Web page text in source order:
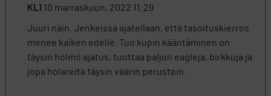
KL1 10 marraskuun, 2022 11:29
Juuri näin. Jenkeissä ajatellaan, että tasoituskierros
menee kaiken edelle. Tuo kupin kääntäminen on
täysin hölmö ajatus, tuottaa paljon eagleja, birkkuja ja
jopa holareita täysin väärin perustein.